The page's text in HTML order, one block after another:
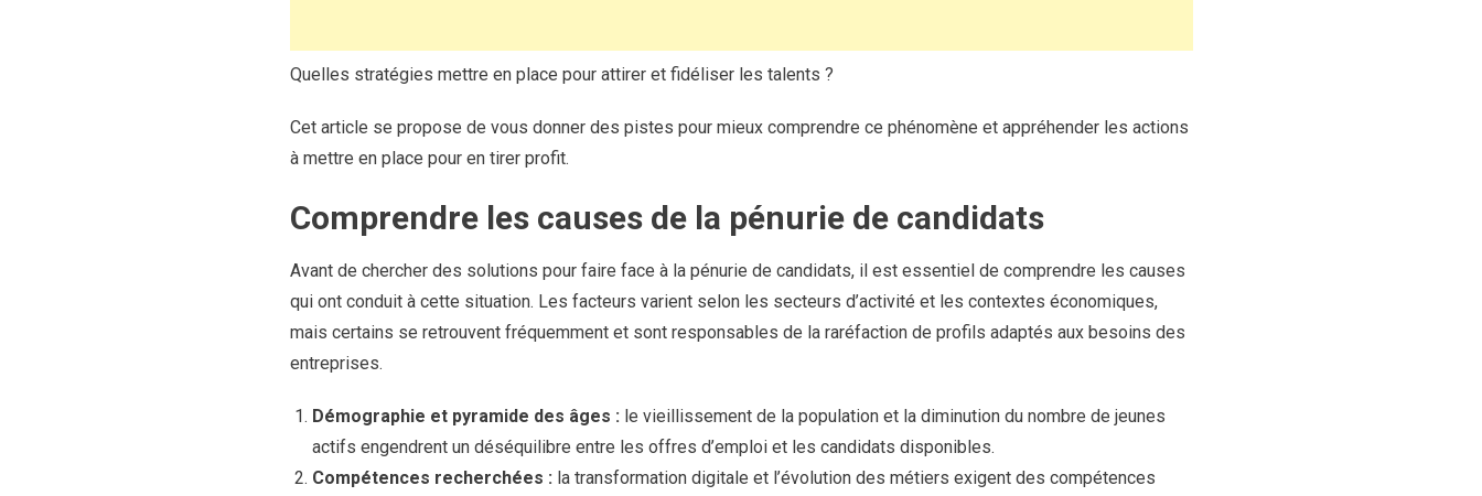
Quelles stratégies mettre en place pour attirer et fidéliser les talents ?
Cet article se propose de vous donner des pistes pour mieux comprendre ce phénomène et appréhender les actions
à mettre en place pour en tirer profit.
Comprendre les causes de la pénurie de candidats
Avant de chercher des solutions pour faire face à la pénurie de candidats, il est essentiel de comprendre les causes
qui ont conduit à cette situation. Les facteurs varient selon les secteurs d’activité et les contextes économiques,
mais certains se retrouvent fréquemment et sont responsables de la raréfaction de profils adaptés aux besoins des
entreprises.
Démographie et pyramide des âges : le vieillissement de la population et la diminution du nombre de jeunes
actifs engendrent un déséquilibre entre les offres d’emploi et les candidats disponibles.
Compétences recherchées : la transformation digitale et l’évolution des métiers exigent des compétences